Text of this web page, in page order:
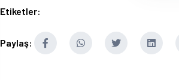
Etiketler:
Paylaş: